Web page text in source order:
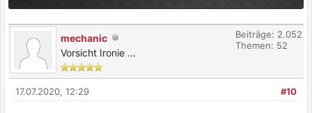
mechanic
Vorsicht Ironie ...
Beiträge: 2.052
Themen: 52
#10
17.07.2020, 12:29